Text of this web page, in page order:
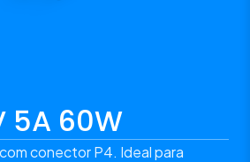
5A 60W
conector P4. Ideal para